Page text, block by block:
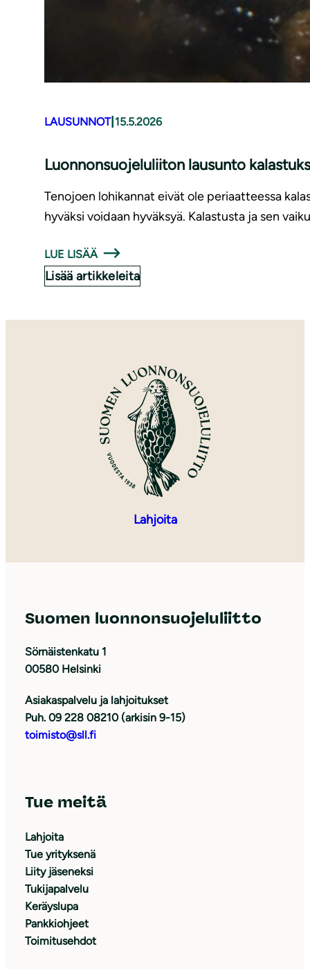
LAUSUNNOT| 15.5.2026
Luonnonsuojeluliiton lausunto
Tenojoen lohikannat eivät ole periaatteessa
hyväksi voidaan hyväksyä. Kalastusta ja sen
LUE LISÄÄ
Lisää artikkeleita
Lahjoita
Suomen luonnonsuojeluliitto
Sörnäistenkatu 1
00580 Helsinki
Asiakaspalvelu ja lahjoitukset
Puh. 09 228 08210 (arkisin 9-15)
toimisto@sll.fi
Tue meitä
Lahjoita
Tue yrityksenä
Liity jäseneksi
Tukijapalvelu
Keräyslupa
Pankkiohjeet
Toimitusehdot